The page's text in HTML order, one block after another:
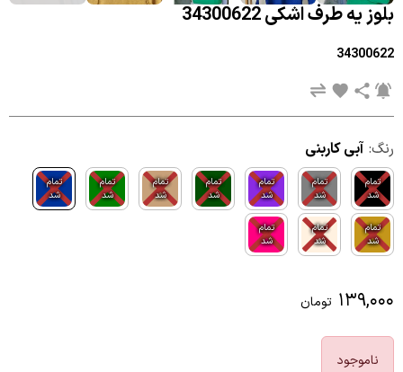
بلوز یه طرف اشکی 34300622
34300622
رنگ: آبی کاربنی
تمام
شد
تمام
شد
تمام
شد
تمام
شد
تمام
شد
تمام
شد
تمام
شد
تمام
شد
تمام
شد
تمام
شد
۱۳۹,۰۰۰ تومان
ناموجود